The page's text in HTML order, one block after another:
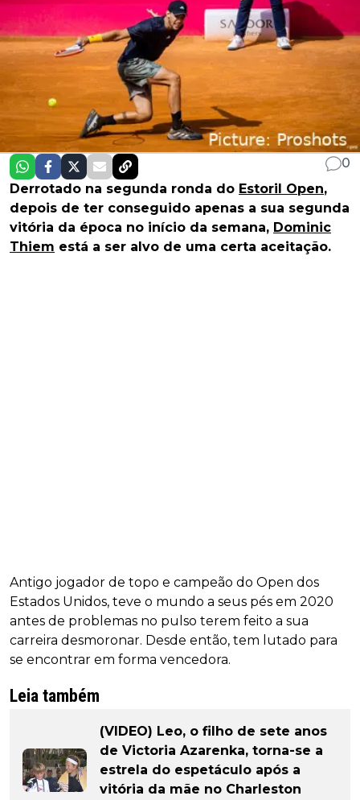
0
Derrotado na segunda ronda do Estoril Open,
depois de ter conseguido apenas a sua segunda
vitória da época no início da semana, Dominic
Thiem está a ser alvo de uma certa aceitação.
Antigo jogador de topo e campeão do Open dos
Estados Unidos, teve o mundo a seus pés em 2020
antes de problemas no pulso terem feito a sua
carreira desmoronar. Desde então, tem lutado para
se encontrar em forma vencedora.
Leia também
(VIDEO) Leo, o filho de sete anos
de Victoria Azarenka, torna-se a
estrela do espetáculo após a
vitória da mãe no Charleston